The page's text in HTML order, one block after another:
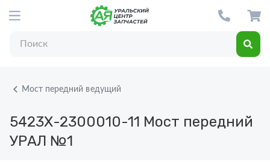
Мост передний ведущий
5423Х-2300010-11 Мост передний
УРАЛ №1